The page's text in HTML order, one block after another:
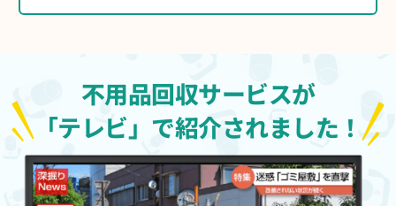
不用品回収サービスが
「テレビ」で紹介されました！